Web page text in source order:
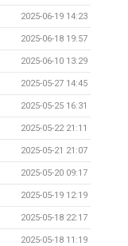
2025-06-19 14:23
2025-06-18 19:57
2025-06-10 13:29
2025-05-27 14:45
2025-05-25 16:31
2025-05-22 21:11
2025-05-21 21:07
2025-05-20 09:17
2025-05-19 12:19
2025-05-18 22:17
2025-05-18 11:19